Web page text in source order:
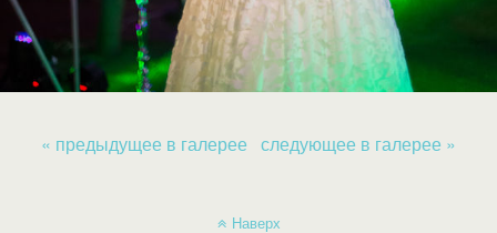
« предыдущее в галерее следующее в галерее »
Наверх